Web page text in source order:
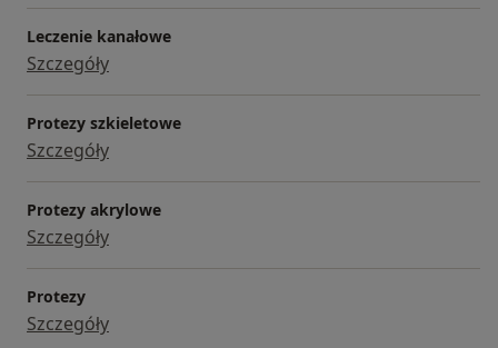
Leczenie kanałowe
Szczegóły
Protezy szkieletowe
Szczegóły
Protezy akrylowe
Szczegóły
Protezy
Szczegóły